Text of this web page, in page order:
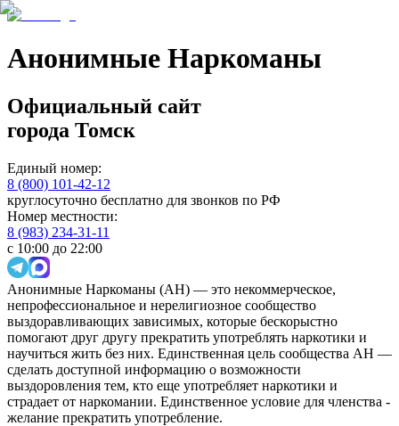
Анонимные Наркоманы
Официальный сайт
города Томск
Единый номер:
8 (800) 101-42-12
круглосуточно бесплатно для звонков по РФ
Номер местности:
8 (983) 234-31-11
с 10:00 до 22:00
Анонимные Наркоманы (АН) — это некоммерческое,
непрофессиональное и нерелигиозное сообщество
выздоравливающих зависимых, которые бескорыстно
помогают друг другу прекратить употреблять наркотики и
научиться жить без них. Единственная цель сообщества АН —
сделать доступной информацию о возможности
выздоровления тем, кто еще употребляет наркотики и
страдает от наркомании. Единственное условие для членства -
желание прекратить употребление.